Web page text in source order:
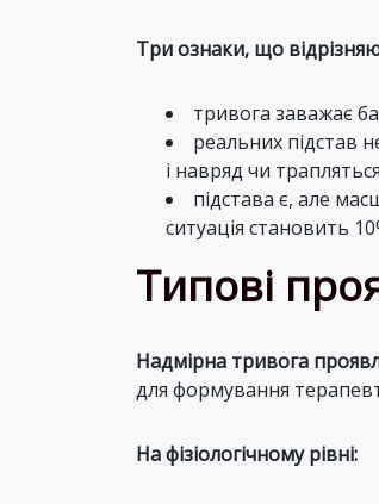
Три ознаки, що
тривога заважає
реальних підстав
і навряд чи
підстава є, але
ситуація становить
Типові
Надмірна тривога
для формування
На фізіологічному рівні: